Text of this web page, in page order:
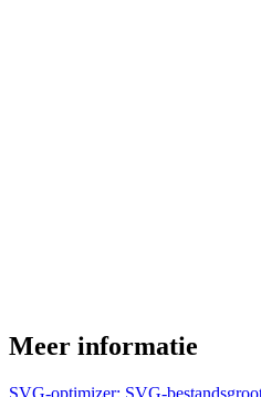
Meer informatie
SVG-optimizer: SVG-